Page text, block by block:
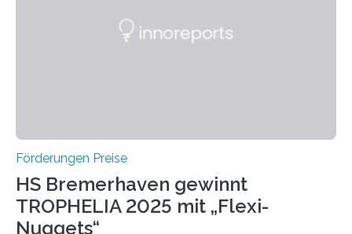
Foundation, des BIAL Award in Biomedicine ist in
Förderungen Preise
HS Bremerhaven gewinnt
TROPHELIA 2025 mit „Flexi-
Nuggets“